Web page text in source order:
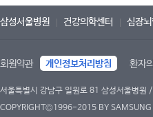
삼성서울병원 건강의학센터 심장
회원약관 개인정보처리방침 환자
서울특별시 강남구 일원로 81 삼성서울병
COPYRIGHT©1996-2015 BY SAMSUNG